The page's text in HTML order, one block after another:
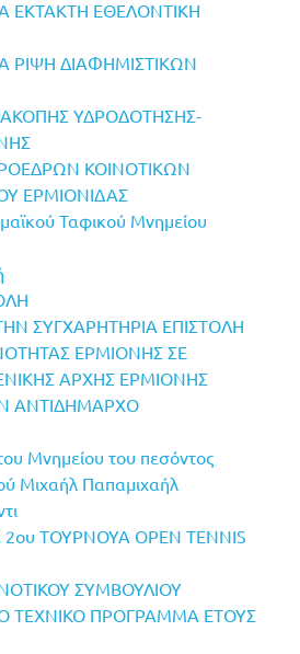
ΕΚΤΑΚΤΗ ΕΘΕΛΟΝΤΙΚΗ
ΡΙΨΗ ΔΙΑΦΗΜΙΣΤΙΚΩΝ
ΥΔΡΟΔΟΤΗΣΗΣ-
ΚΟΙΝΟΤΙΚΩΝ
ΕΡΜΙΟΝΙΔΑΣ
Ταφικού Μνημείου
ΣΥΓΧΑΡΗΤΗΡΙΑ ΕΠΙΣΤΟΛΗ
ΕΡΜΙΟΝΗΣ ΣΕ
ΑΡΧΗΣ ΕΡΜΙΟΝΗΣ
ΑΝΤΙΔΗΜΑΡΧΟ
Μνημείου του πεσόντος
Μιχαήλ Παπαμιχαήλ
ΤΟΥΡΝΟΥΑ OPEN TENNIS
ΣΥΜΒΟΥΛΙΟΥ
ΤΕΧΝΙΚΟ ΠΡΟΓΡΑΜΜΑ ΕΤΟΥΣ